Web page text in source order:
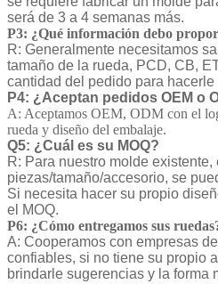
será de 3 a 4 semanas más.
P3: ¿Qué información debo
R: Generalmente necesitamos
tamaño de la rueda, PCD, CB,
cantidad del pedido para
P4: ¿Aceptan pedidos OEM o
A: Aceptamos OEM, ODM con el
rueda y diseño del embalaje.
Q5: ¿Cuál es su MOQ?
R: Para nuestro molde existente,
piezas/tamaño/accesorio, se
Si necesita hacer su propio
el MOQ.
P6: ¿Cómo entregamos sus
A: Cooperamos con empresas
confiables, si no tiene su propio
brindarle sugerencias y la forma